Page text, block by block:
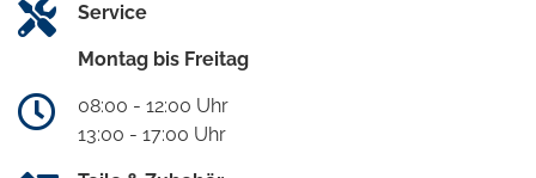
Service
Montag bis Freitag
08:00 - 12:00 Uhr
13:00 - 17:00 Uhr